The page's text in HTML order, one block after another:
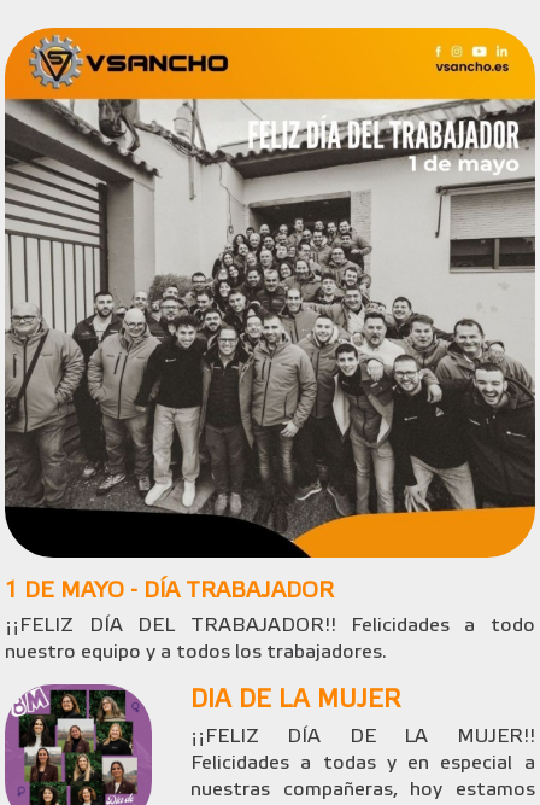
1 DE MAYO - DÍA TRABAJADOR
¡¡FELIZ DÍA DEL TRABAJADOR!! Felicidades a todo
nuestro equipo y a todos los trabajadores.
DIA DE LA MUJER
¡¡FELIZ DÍA DE LA MUJER!!
Felicidades a todas y en especial a
nuestras compañeras, hoy estamos